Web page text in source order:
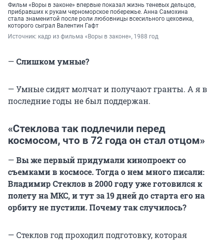
Фильм «Воры в законе» впервые показал жизнь теневых дельцов,
прибравших к рукам черноморское побережье. Анна Самохина
стала знаменитой после роли любовницы всесильного цеховика,
которого сыграл Валентин Гафт
Источник: кадр из фильма «Воры в законе», 1988 год
— Слишком умные?
— Умные сидят молчат и получают гранты. А я в
последние годы не был поддержан.
«Стеклова так подлечили перед
космосом, что в 72 года он стал отцом»
— Вы же первый придумали кинопроект со
съемками в космосе. Тогда о нем много писали:
Владимир Стеклов в 2000 году уже готовился к
полету на МКС, и тут за 19 дней до старта его на
орбиту не пустили. Почему так случилось?
— Стеклов год проходил подготовку, которая